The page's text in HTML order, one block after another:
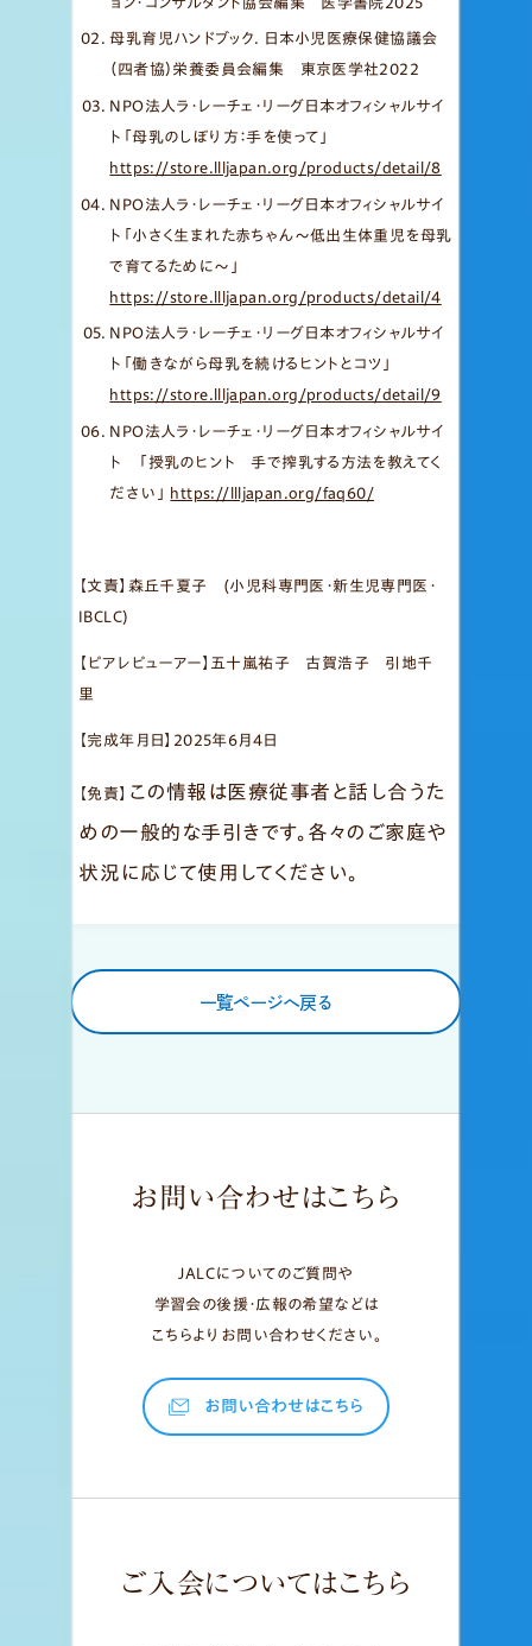
母乳育児ハンドブック. 日本小児医療保健協議会
（四者協）栄養委員会編集 東京医学社2022
NPO法人ラ・レーチェ・リーグ日本オフィシャルサイ
ト「母乳のしぼり方：手を使って」
https://store.llljapan.org/products/detail/8
NPO法人ラ・レーチェ・リーグ日本オフィシャルサイ
ト「小さく生まれた赤ちゃん～低出生体重児を母乳
で育てるために～」
https://store.llljapan.org/products/detail/4
NPO法人ラ・レーチェ・リーグ日本オフィシャルサイ
ト「働きながら母乳を続けるヒントとコツ」
https://store.llljapan.org/products/detail/9
NPO法人ラ・レーチェ・リーグ日本オフィシャルサイ
ト 「授乳のヒント 手で搾乳する方法を教えてく
ださい」 https://llljapan.org/faq60/
【文責】森丘千夏子 (小児科専門医・新生児専門医・
IBCLC)
【ピアレビューアー】五十嵐祐子 古賀浩子 引地千
里
【完成年月日】2025年6月4日
【免責】 この情報は医療従事者と話し合うた
めの一般的な手引きです。各々のご家庭や
状況に応じて使用してください。
一覧ページへ戻る
お問い合わせはこちら
JALCについてのご質問や
学習会の後援・広報の希望などは
こちらよりお問い合わせください。
お問い合わせはこちら
ご入会についてはこちら